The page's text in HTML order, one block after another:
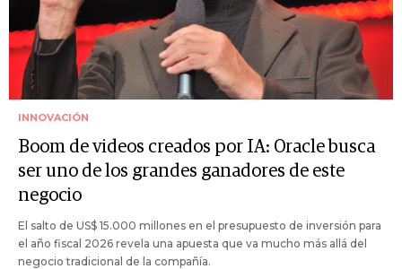
INNOVACIÓN
Boom de videos creados por IA: Oracle busca
ser uno de los grandes ganadores de este
negocio
El salto de US$ 15.000 millones en el presupuesto de inversión para
el año fiscal 2026 revela una apuesta que va mucho más allá del
negocio tradicional de la compañía.